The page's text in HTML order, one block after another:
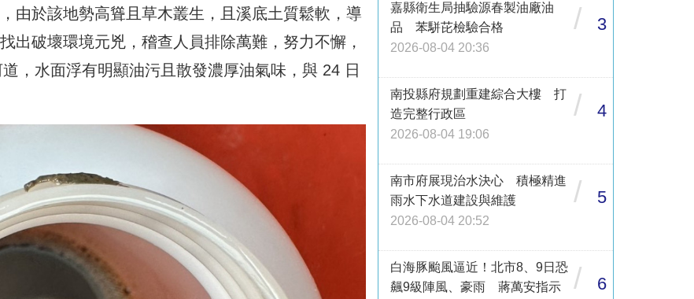
由於該地勢高聳且草木叢生，且溪底土質鬆軟，導
出破壞環境元兇，稽查人員排除萬難，努力不懈，
，水面浮有明顯油污且散發濃厚油氣味，與 24 日
嘉縣衛生局抽驗源春製油廠油
品 苯駢芘檢驗合格
2026-08-04 20:36
/ 3
南投縣府規劃重建綜合大樓 打
造完整行政區
2026-08-04 19:06
/ 4
南市府展現治水決心 積極精進
雨水下水道建設與維護
2026-08-04 20:52
/ 5
白海豚颱風逼近！北市8、9日恐
飆9級陣風、豪雨 蔣萬安指示
/ 6